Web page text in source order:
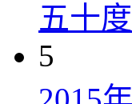
五十
5